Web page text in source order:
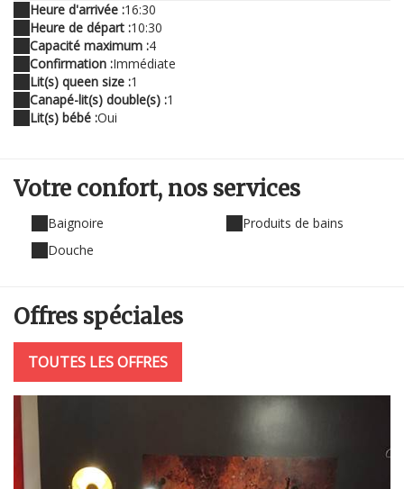
Heure d'arrivée :16:30
Heure de départ :10:30
Capacité maximum :4
Confirmation :Immédiate
Lit(s) queen size :1
Canapé-lit(s) double(s) :1
Lit(s) bébé :Oui
Votre confort, nos services
Baignoire
Douche
Produits de bains
Offres spéciales
TOUTES LES OFFRES